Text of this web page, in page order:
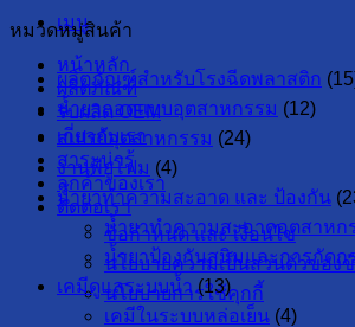
เมนู
หน้าหลัก
ผลิตภัณฑ์
รับผลิต OEM
เกี่ยวกับเรา
สาระน่ารู้
ลูกค้าของเรา
ติดต่อเรา
ข้อกำหนด และ เงื่อนไข
นโยบายความเป็นส่วนตัวของ
นโยบายการใช้คุกกี้
หมวดหมู่สินค้า
ผลิตภัณฑ์สำหรับโรงฉีดพลาสติก
น้ำยาถอดแบบอุตสาหกรรม (12)
สเปรย์อุตสาหกรรม (24)
งานพียูโฟม (4)
น้ำยาทำความสะอาด และ ป้องกัน
น้ำยาทำความสะอาดอุตสาหก
น้ำยาป้องกันสนิมและการกัดก
เคมีดูแลระบบน้ำ (13)
เคมีในระบบหล่อเย็น (4)